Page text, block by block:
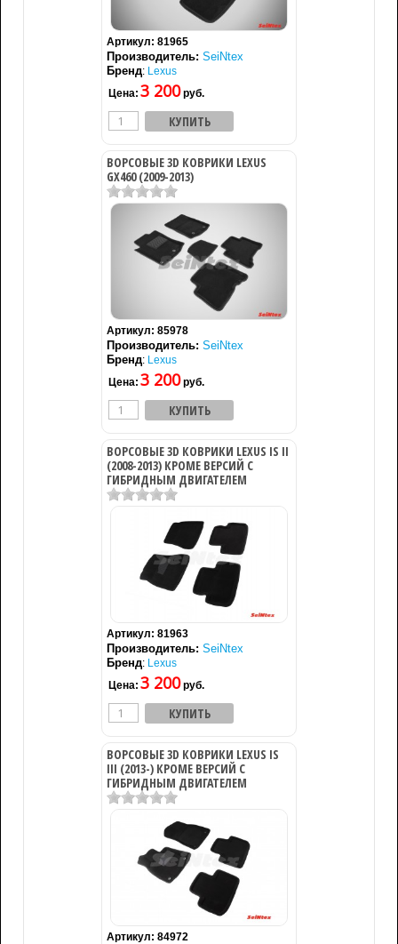
Артикул: 81965
Производитель: SeiNtex
Бренд: Lexus
Цена: 3 200руб.
ВОРСОВЫЕ 3D КОВРИКИ LEXUS
GX460 (2009-2013)
Артикул: 85978
Производитель: SeiNtex
Бренд: Lexus
Цена: 3 200руб.
ВОРСОВЫЕ 3D КОВРИКИ LEXUS IS II
(2008-2013) КРОМЕ ВЕРСИЙ С
ГИБРИДНЫМ ДВИГАТЕЛЕМ
Артикул: 81963
Производитель: SeiNtex
Бренд: Lexus
Цена: 3 200руб.
ВОРСОВЫЕ 3D КОВРИКИ LEXUS IS
III (2013-) КРОМЕ ВЕРСИЙ С
ГИБРИДНЫМ ДВИГАТЕЛЕМ
Артикул: 84972